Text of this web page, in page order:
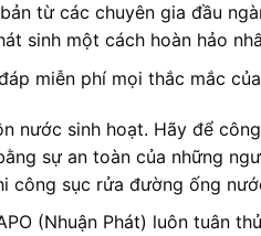
từ các chuyên gia đầu
sinh một cách hoàn hảo
miễn phí mọi thắc mắc
nước sinh hoạt. Hãy để
sự an toàn của những
công sục rửa đường ống
(Nhuận Phát) luôn tuân